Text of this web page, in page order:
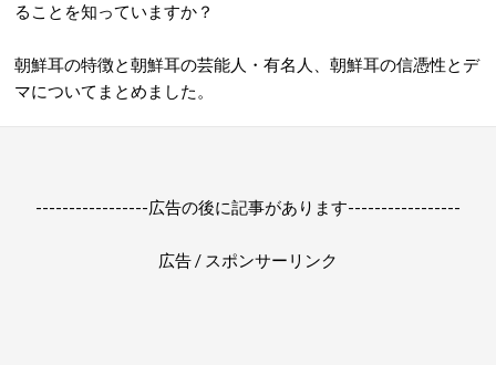
ることを知っていますか？
朝鮮耳の特徴と朝鮮耳の芸能人・有名人、朝鮮耳の信憑性とデ
マについてまとめました。
-----------------広告の後に記事があります-----------------
広告 / スポンサーリンク